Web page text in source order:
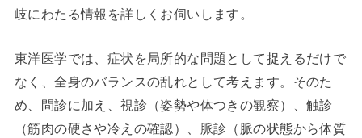
岐にわたる情報を詳しくお伺いします。
東洋医学では、症状を局所的な問題として捉えるだけで
なく、全身のバランスの乱れとして考えます。そのた
め、問診に加え、視診（姿勢や体つきの観察）、触診
（筋肉の硬さや冷えの確認）、脈診（脈の状態から体質